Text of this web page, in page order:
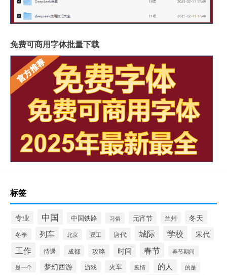
免费可商用字体批量下载
标签
专业 中国 中国铁路 习俗 元宵节 兰州 冬天
冬季 列车 北京 员工 唐代 城际 学校 宋代
工作 待遇 成都 攻略 时间 春节 春节期间
是一个 梦幻西游 游戏 火车 疫情 的人 的是